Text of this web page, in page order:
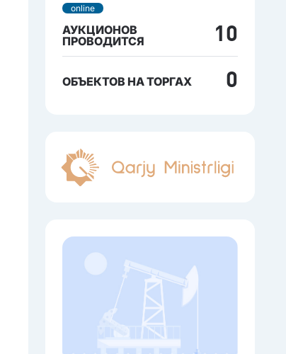
online
АУКЦИОНОВ
ПРОВОДИТСЯ
10
ОБЪЕКТОВ НА ТОРГАХ 0